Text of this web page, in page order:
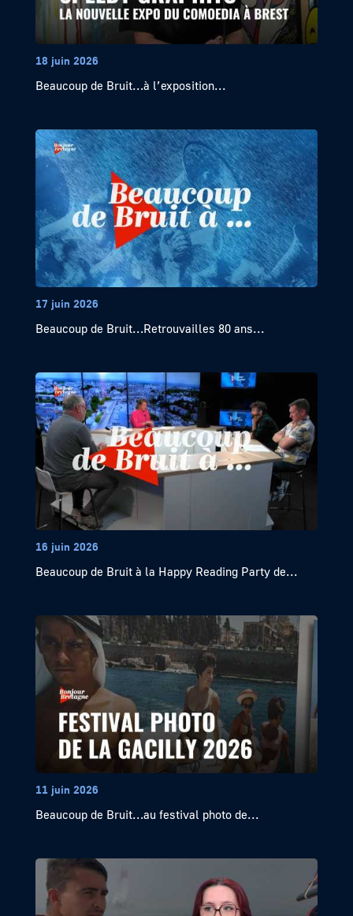
18 juin 2026
Beaucoup de Bruit…à l’exposition...
17 juin 2026
Beaucoup de Bruit…Retrouvailles 80 ans...
16 juin 2026
Beaucoup de Bruit à la Happy Reading Party de...
11 juin 2026
Beaucoup de Bruit…au festival photo de...